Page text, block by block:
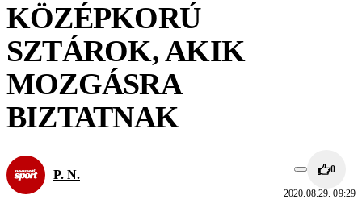
KÖZÉPKORÚ
SZTÁROK, AKIK
MOZGÁSRA
BIZTATNAK
P. N. 0
2020.08.29. 09:29